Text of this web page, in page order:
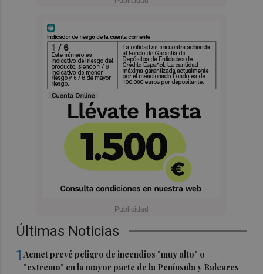
Últimas Noticias
1Aemet prevé peligro de incendios "muy alto" o
"extremo" en la mayor parte de la Península y Baleares